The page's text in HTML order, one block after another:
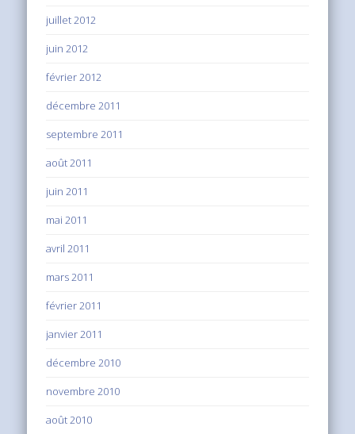
juillet 2012
juin 2012
février 2012
décembre 2011
septembre 2011
août 2011
juin 2011
mai 2011
avril 2011
mars 2011
février 2011
janvier 2011
décembre 2010
novembre 2010
août 2010